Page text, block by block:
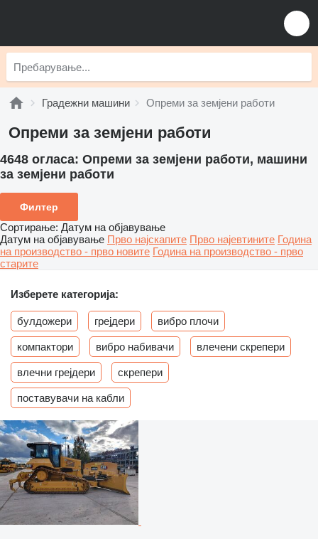
Градежни машини Опреми за земјени работи
Опреми за земјени работи
4648 огласа: Опреми за земјени работи, машини
за земјени работи
Филтер
Сортирање: Датум на објавување
Датум на објавување Прво најскапите Прво најевтините Година
на производство - прво новите Година на производство - прво
старите
Изберете категорија:
булдожери грејдери вибро плочи
компактори вибро набивачи влечени скрепери
влечни грејдери скрепери
поставувачи на кабли